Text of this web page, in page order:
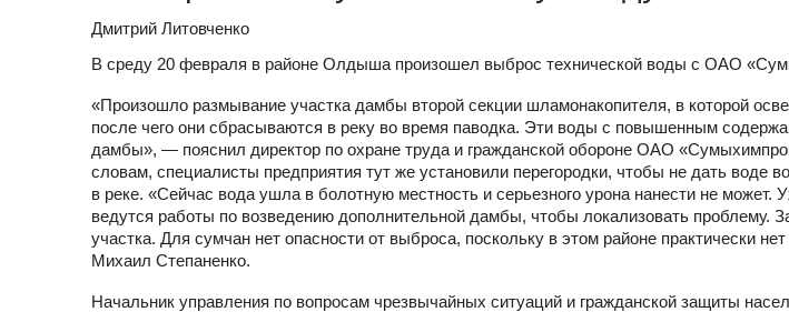
Дмитрий Литовченко
В среду 20 февраля в районе Олдыша произошел выброс технической воды с ОАО
«Произошло размывание участка дамбы второй секции шламонакопителя, в которой
после чего они сбрасываются в реку во время паводка. Эти воды с повышенным
дамбы», — пояснил директор по охране труда и гражданской обороне ОАО
словам, специалисты предприятия тут же установили перегородки, чтобы не дать воде
в реке. «Сейчас вода ушла в болотную местность и серьезного урона нанести не может.
ведутся работы по возведению дополнительной дамбы, чтобы локализовать проблему.
участка. Для сумчан нет опасности от выброса, поскольку в этом районе практически
Михаил Степаненко.
Начальник управления по вопросам чрезвычайных ситуаций и гражданской защиты